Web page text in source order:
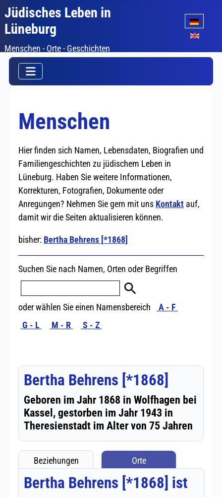
Jüdisches Leben in
Lüneburg
Menschen - Orte - Geschichten
Sprache